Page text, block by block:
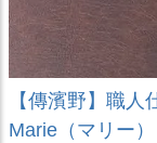
【傳濱野】職
Marie（マリー）